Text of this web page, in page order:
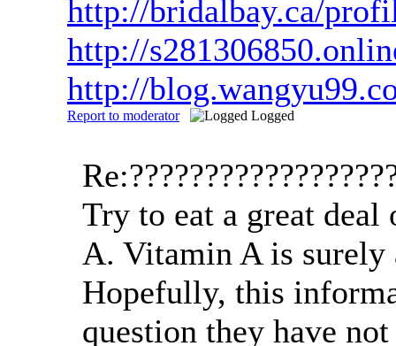
http://bridalbay.ca/
http://
http://
Report to moderator Logged
Try to eat a great
A. Vitamin A is surely
Hopefully, this
question they have